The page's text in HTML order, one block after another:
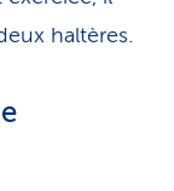
haltères.